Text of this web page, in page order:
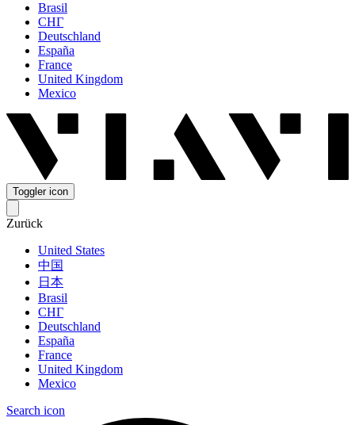
Brasil
СНГ
Deutschland
España
France
United Kingdom
Mexico
Toggler icon
Zurück
United States
中国
日本
Brasil
СНГ
Deutschland
España
France
United Kingdom
Mexico
Search icon